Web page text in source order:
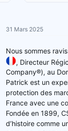
31 Mars 2025
Nous sommes
, Directeur
Company®), au
Patrick est un
protection des
France avec une
Fondée en 1899,
d’histoire comme